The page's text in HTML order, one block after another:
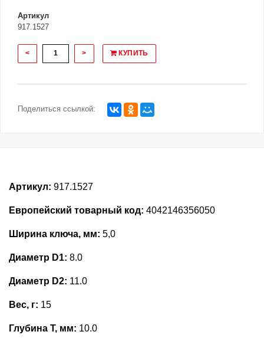
Артикул
917.1527
< > КУПИТЬ
Поделиться ссылкой:
Артикул: 917.1527
Европейский товарный код: 4042146356050
Ширина ключа, мм: 5,0
Диаметр D1: 8.0
Диаметр D2: 11.0
Вес, г: 15
Глубина Т, мм: 10.0